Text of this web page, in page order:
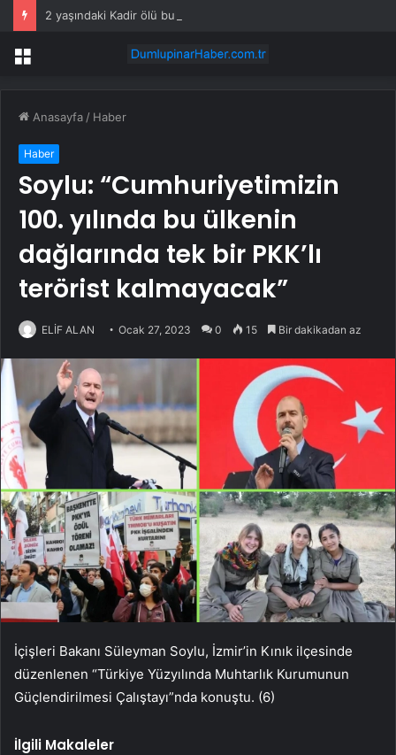
Menü
Anasayfa / Haber
Haber
Soylu: “Cumhuriyetimizin
100. yılında bu ülkenin
dağlarında tek bir PKK’lı
terörist kalmayacak”
ELİF ALAN Ocak 27, 2023 0 15 Bir dakikadan az
İçişleri Bakanı Süleyman Soylu, İzmir’in Kınık ilçesinde
düzenlenen “Türkiye Yüzyılında Muhtarlık Kurumunun
Güçlendirilmesi Çalıştayı”nda konuştu. (6)
İlgili Makaleler